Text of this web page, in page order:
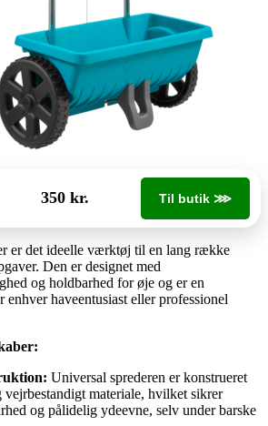
350 kr. Til butik ⋙
er det ideelle værktøj til en lang række
Den er designet med
og holdbarhed for øje og er en
haveentusiast eller professionel
Universal sprederen er konstrueret
vejrbestandigt materiale, hvilket sikrer
og pålidelig ydeevne, selv under barske